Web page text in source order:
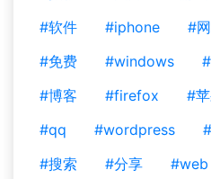
#软件
#iphone #
#免费
#windows
#博客
#firefox #
#qq
#wordpress
#搜索
#分享 #web